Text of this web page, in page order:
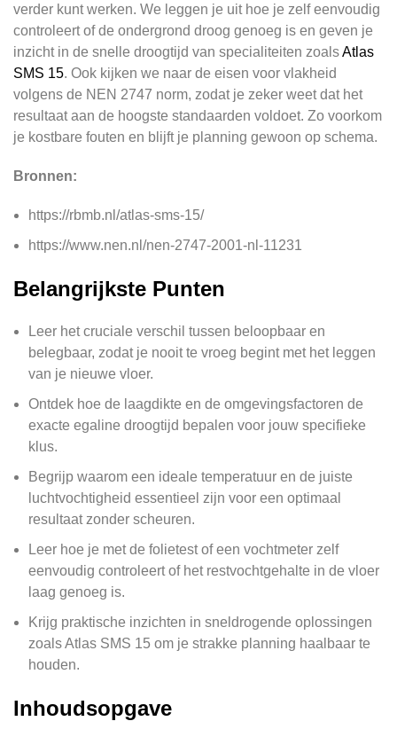
verder kunt werken. We leggen je uit hoe je zelf eenvoudig
controleert of de ondergrond droog genoeg is en geven je
inzicht in de snelle droogtijd van specialiteiten zoalsAtlas
SMS 15. Ook kijken we naar de eisen voor vlakheid
volgens de NEN 2747 norm, zodat je zeker weet dat het
resultaat aan de hoogste standaarden voldoet. Zo voorkom
je kostbare fouten en blijft je planning gewoon op schema.
Bronnen:
https://rbmb.nl/atlas-sms-15/
https://www.nen.nl/nen-2747-2001-nl-11231
Belangrijkste Punten
Leer het cruciale verschil tussen beloopbaar en
belegbaar, zodat je nooit te vroeg begint met het leggen
van je nieuwe vloer.
Ontdek hoe de laagdikte en de omgevingsfactoren de
exacte egaline droogtijd bepalen voor jouw specifieke
klus.
Begrijp waarom een ideale temperatuur en de juiste
luchtvochtigheid essentieel zijn voor een optimaal
resultaat zonder scheuren.
Leer hoe je met de folietest of een vochtmeter zelf
eenvoudig controleert of het restvochtgehalte in de vloer
laag genoeg is.
Krijg praktische inzichten in sneldrogende oplossingen
zoals Atlas SMS 15 om je strakke planning haalbaar te
houden.
Inhoudsopgave